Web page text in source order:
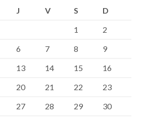
J V S
D
1
2
6 7 8
9
13 14 15
16
20 21 22
23
27 28 29
30